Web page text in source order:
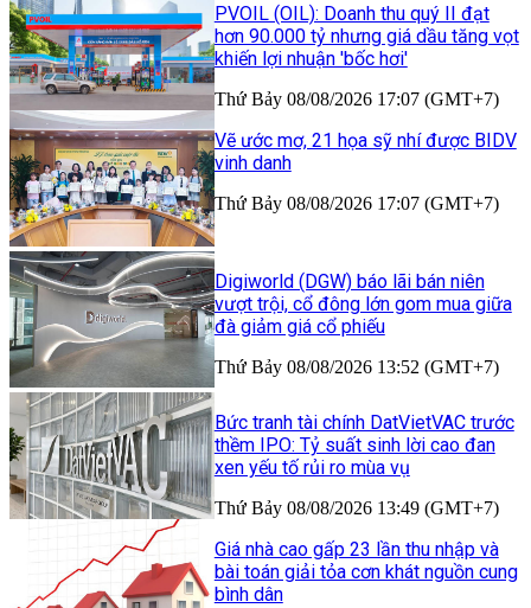
PVOIL (OIL): Doanh thu quý II đạt
hơn 90.000 tỷ nhưng giá dầu tăng vọt
khiến lợi nhuận 'bốc hơi'
Thứ Bảy 08/08/2026 17:07 (GMT+7)
Vẽ ước mơ, 21 họa sỹ nhí được BIDV
vinh danh
Thứ Bảy 08/08/2026 17:07 (GMT+7)
Digiworld (DGW) báo lãi bán niên
vượt trội, cổ đông lớn gom mua giữa
đà giảm giá cổ phiếu
Thứ Bảy 08/08/2026 13:52 (GMT+7)
Bức tranh tài chính DatVietVAC trước
thềm IPO: Tỷ suất sinh lời cao đan
xen yếu tố rủi ro mùa vụ
Thứ Bảy 08/08/2026 13:49 (GMT+7)
Giá nhà cao gấp 23 lần thu nhập và
bài toán giải tỏa cơn khát nguồn cung
bình dân